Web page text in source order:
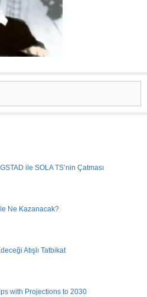
ile SOLA TS’nin Çatması
Ne Kazanacak?
Atışlı Tatbikat
with Projections to 2030